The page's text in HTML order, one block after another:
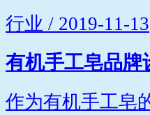
行业 / 2019-11-13
有机手工皂品牌
作为有机手工皂